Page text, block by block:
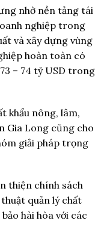
nhờ nền tảng tái
nghiệp trong
và xây dựng vùng
hoàn toàn có
– 74 tỷ USD trong
khẩu nông, lâm,
Gia Long cũng cho
giải pháp trọng
thiện chính sách
quản lý chất
hài hòa với các